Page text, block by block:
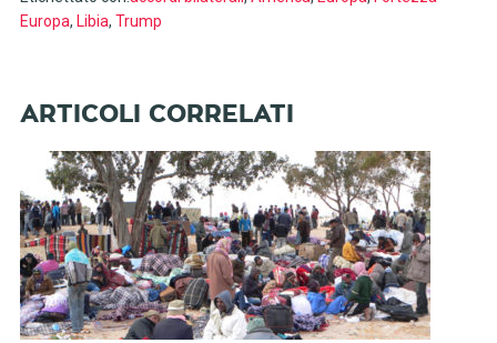
Europa, Libia, Trump